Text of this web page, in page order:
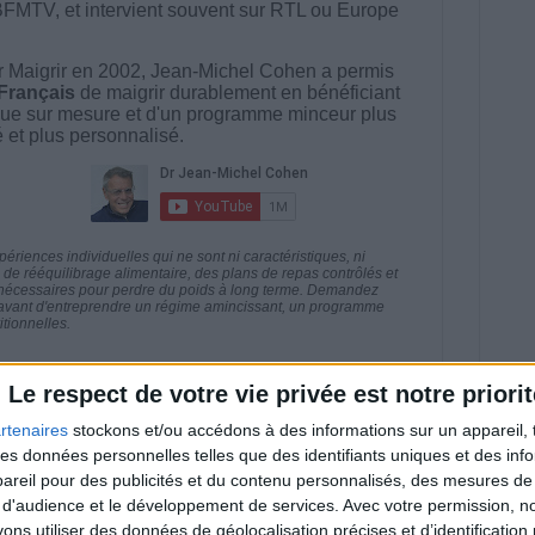
Le respect de votre vie privée est notre
stockons et/ou accédons à des informations sur un appareil,
données personnelles telles que des identifiants uniques et des
pour des publicités et du contenu personnalisés, des mesures
et le développement de services. Avec votre permission,
utiliser des données de géolocalisation précises et d’identification
et intervient souvent sur RTL ou Europe
Maigrir en 2002, Jean-Michel Cohen a permis
de maigrir durablement en bénéficiant
sur mesure et d'un programme minceur plus
et plus personnalisé.
individuelles qui ne sont ni caractéristiques, ni
rééquilibrage alimentaire, des plans de repas contrôlés et
pour perdre du poids à long terme. Demandez
d'entreprendre un régime amincissant, un programme
Voir tout
en live en participant à des vidéo-
et les diététiciennes du programme.